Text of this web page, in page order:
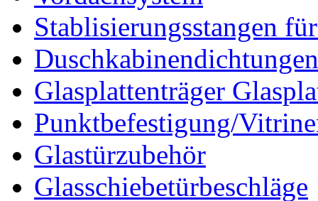
Stablisierungsstangen
Duschkabinendichtungen
Glasplattenträger
Punktbefestigung/
Glastürzubehör
Glasschiebetürbeschläge